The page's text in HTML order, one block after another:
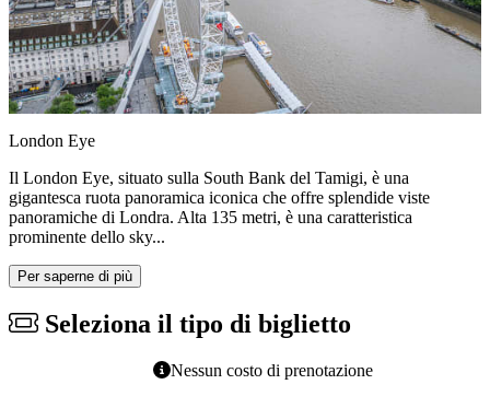
London Eye
Il London Eye, situato sulla South Bank del Tamigi, è una
gigantesca ruota panoramica iconica che offre splendide viste
panoramiche di Londra. Alta 135 metri, è una caratteristica
prominente dello sky...
Per saperne di più
Seleziona il tipo di biglietto
Nessun costo di prenotazione